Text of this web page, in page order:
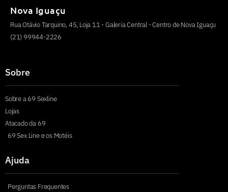
Nova Iguaçu
Rua Otávio Tarquino, 45, Loja 11 - Galeria Central - Centro de Nova Iguaçu
(21) 99944-2226
Sobre
Sobre a 69 Sexline
Lojas
Atacado da 69
69 Sex Line e os Motéis
Ajuda
Perguntas Frequentes